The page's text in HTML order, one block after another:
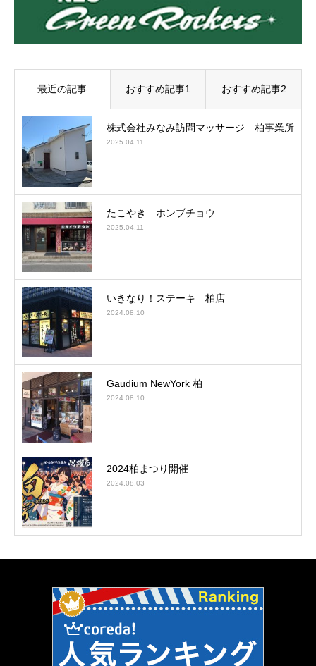
最近の記事 おすすめ記事1 おすすめ記事2
株式会社みなみ訪問マッサージ 柏事業所
2025.04.11
たこやき ホンブチョウ
2025.04.11
いきなり！ステーキ 柏店
2024.08.10
Gaudium NewYork 柏
2024.08.10
2024柏まつり開催
2024.08.03